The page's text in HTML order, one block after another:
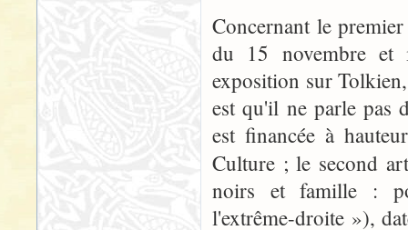
Concernant le
du 15 novembre
exposition sur
est qu'il ne parle pas
est financée à
Culture ; le second
noirs et famille :
l'extrême-droite »),